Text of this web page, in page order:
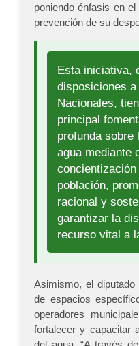
poniendo énfasis en
prevención de su
Esta iniciativa,
disposiciones a
Nacionales,
principal
profunda sobre
agua mediante
población,
racional y
garantizar la
recurso vital a
Asimismo, el
de espacios
operadores
fortalecer y capacitar